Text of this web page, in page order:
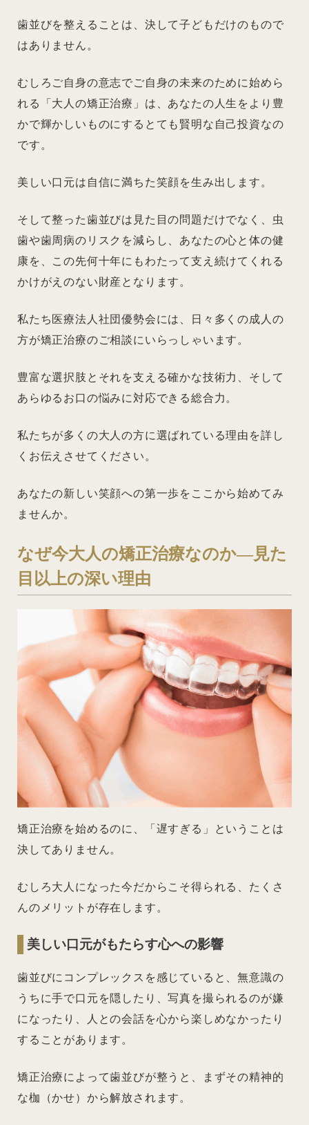
歯並びを整えることは、決して子どもだけのもので
はありません。
むしろご自身の意志でご自身の未来のために始めら
れる「大人の矯正治療」は、あなたの人生をより豊
かで輝かしいものにするとても賢明な自己投資なの
です。
美しい口元は自信に満ちた笑顔を生み出します。
そして整った歯並びは見た目の問題だけでなく、虫
歯や歯周病のリスクを減らし、あなたの心と体の健
康を、この先何十年にもわたって支え続けてくれる
かけがえのない財産となります。
私たち医療法人社団優勢会には、日々多くの成人の
方が矯正治療のご相談にいらっしゃいます。
豊富な選択肢とそれを支える確かな技術力、そして
あらゆるお口の悩みに対応できる総合力。
私たちが多くの大人の方に選ばれている理由を詳し
くお伝えさせてください。
あなたの新しい笑顔への第一歩をここから始めてみ
ませんか。
なぜ今大人の矯正治療なのか―見た
目以上の深い理由
矯正治療を始めるのに、「遅すぎる」ということは
決してありません。
むしろ大人になった今だからこそ得られる、たくさ
んのメリットが存在します。
美しい口元がもたらす心への影響
歯並びにコンプレックスを感じていると、無意識の
うちに手で口元を隠したり、写真を撮られるのが嫌
になったり、人との会話を心から楽しめなかったり
することがあります。
矯正治療によって歯並びが整うと、まずその精神的
な枷（かせ）から解放されます。